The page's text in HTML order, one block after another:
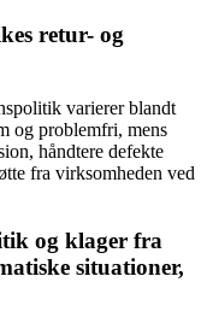
retur- og
varierer blandt
og problemfri, mens
håndtere defekte
fra virksomheden ved
og klager fra
situationer,